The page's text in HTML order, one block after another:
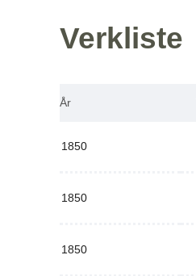
Verkliste
År
1850
1850
1850